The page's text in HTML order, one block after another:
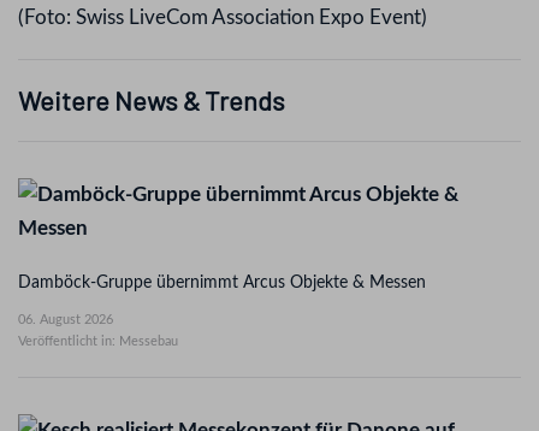
(Foto: Swiss LiveCom Association Expo Event)
Weitere News & Trends
Damböck-Gruppe übernimmt Arcus Objekte & Messen
06. August 2026
Veröffentlicht in: Messebau